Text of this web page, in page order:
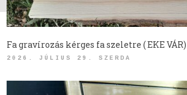
Fa gravírozás kérges fa szeletre ( EKE VÁR)
2026. JÚLIUS 29. SZERDA